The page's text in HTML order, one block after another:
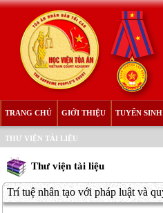
TRANG CHỦ GIỚI THIỆU TUYỂN
THƯ VIỆN TÀI LIỆU
Thư viện tài liệu
Trí tuệ nhân tạo với pháp luật và